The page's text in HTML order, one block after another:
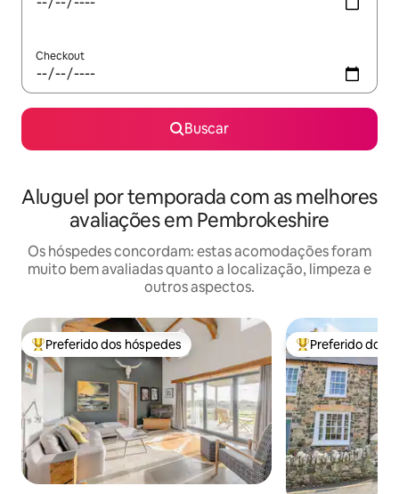
Checkout
Buscar
Aluguel por temporada com as melhores
avaliações em Pembrokeshire
Os hóspedes concordam: estas acomodações foram
muito bem avaliadas quanto a localização, limpeza e
outros aspectos.
Entre os melhores preferidos dos hóspedes
Preferido dos hóspedes Entre os
Preferido dos